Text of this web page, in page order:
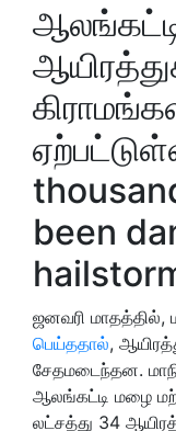
been
ஜனவரி மாதத்தில்,
பெய்ததால்,
சேதமடைந்தன.
ஆலங்கட்டி மழை
லட்சத்து 34